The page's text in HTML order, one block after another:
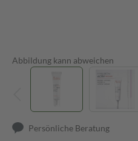
Abbildung kann abweichen
Persönliche Beratung